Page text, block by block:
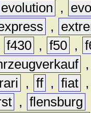
evolution ,
,
f430 , f50 ,
, ff , fiat
, flensburg